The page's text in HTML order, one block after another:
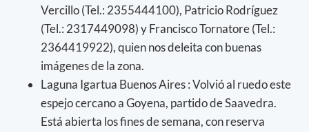
Vercillo (Tel.: 2355444100), Patricio Rodríguez
(Tel.: 2317449098) y Francisco Tornatore (Tel.:
2364419922), quien nos deleita con buenas
imágenes de la zona.
Laguna Igartua Buenos Aires : Volvió al ruedo este
espejo cercano a Goyena, partido de Saavedra.
Está abierta los fines de semana, con reserva